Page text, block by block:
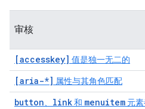
审核
[accesskey] 值是独一无二的
[aria-*] 属性与其角色匹配
button、 link和 menuitem 元